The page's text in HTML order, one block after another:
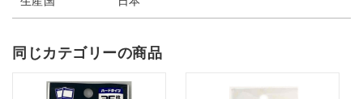
同じカテゴリーの商品